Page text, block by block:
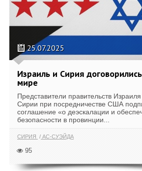
25.07.2025
Израиль и Сирия
мире
Представители правительств
Сирии при посредничестве США
соглашение «о деэскалации и
безопасности в провинции...
СИРИЯ АС-СУЭЙДА
95